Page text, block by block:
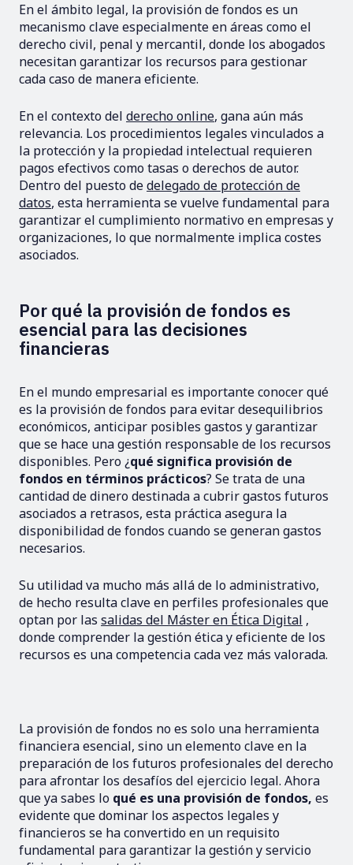
En el ámbito legal, la provisión de fondos es un
mecanismo clave especialmente en áreas como el
derecho civil, penal y mercantil, donde los abogados
necesitan garantizar los recursos para gestionar
cada caso de manera eficiente.
En el contexto del derecho online, gana aún más
relevancia. Los procedimientos legales vinculados a
la protección y la propiedad intelectual requieren
pagos efectivos como tasas o derechos de autor.
Dentro del puesto dedelegado de protección de
datos, esta herramienta se vuelve fundamental para
garantizar el cumplimiento normativo en empresas y
organizaciones, lo que normalmente implica costes
asociados.
Por qué la provisión de fondos es
esencial para las decisiones
financieras
En el mundo empresarial es importante conocer qué
es la provisión de fondos para evitar desequilibrios
económicos, anticipar posibles gastos y garantizar
que se hace una gestión responsable de los recursos
disponibles. Pero ¿qué significa provisión de
fondos en términos prácticos? Se trata de una
cantidad de dinero destinada a cubrir gastos futuros
asociados a retrasos, esta práctica asegura la
disponibilidad de fondos cuando se generan gastos
necesarios.
Su utilidad va mucho más allá de lo administrativo,
de hecho resulta clave en perfiles profesionales que
optan por las salidas del Máster en Ética Digital ,
donde comprender la gestión ética y eficiente de los
recursos es una competencia cada vez más valorada.
La provisión de fondos no es solo una herramienta
financiera esencial, sino un elemento clave en la
preparación de los futuros profesionales del derecho
para afrontar los desafíos del ejercicio legal. Ahora
que ya sabes lo qué es una provisión de fondos, es
evidente que dominar los aspectos legales y
financieros se ha convertido en un requisito
fundamental para garantizar la gestión y servicio